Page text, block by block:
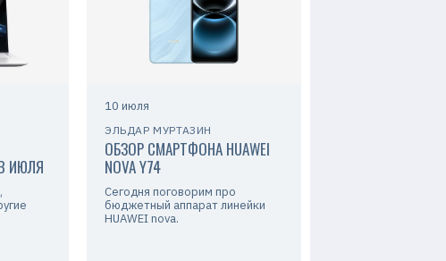
ИЮЛЯ
10 июля
ЭЛЬДАР МУРТАЗИН
ОБЗОР СМАРТФОНА HUAWEI
NOVA Y74
Сегодня поговорим про
бюджетный аппарат линейки
HUAWEI nova.